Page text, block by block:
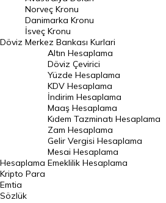
Danimarka Kronu Kuru
Kanada Doları Kuru
Norveç Kronu Kuru
İsveç Kronu Kuru
Japon Yeni Kuru
Serbest Piyasa Döviz Kurları
Merkez Bankası Döviz Kurları
Altın Fiyatları
Gram Altın Fiyatı
Döviz
Norveç Kronu
Danimarka Kronu
İsveç Kronu
Merkez Bankası Kurlari
Hesaplama
Altın Hesaplama
Döviz Çevirici
Yüzde Hesaplama
KDV Hesaplama
İndirim Hesaplama
Maaş Hesaplama
Kıdem Tazminatı Hesaplama
Zam Hesaplama
Gelir Vergisi Hesaplama
Mesai Hesaplama
Emeklilik Hesaplama
Kripto Para
Emtia
Sözlük